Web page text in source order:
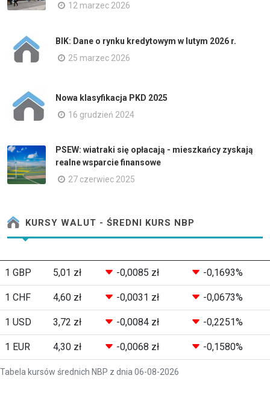
12 marzec 2026
BIK: Dane o rynku kredytowym w lutym 2026 r.
25 marzec 2026
Nowa klasyfikacja PKD 2025
16 grudzień 2024
PSEW: wiatraki się opłacają - mieszkańcy zyskają
realne wsparcie finansowe
27 czerwiec 2025
KURSY WALUT - ŚREDNI KURS NBP
Tabela kursów średnich NBP z dnia 06-08-2026
1 GBP 5,01 zł -0,0085 zł -0,1693%
1 CHF 4,60 zł -0,0031 zł -0,0673%
1 USD 3,72 zł -0,0084 zł -0,2251%
1 EUR 4,30 zł -0,0068 zł -0,1580%